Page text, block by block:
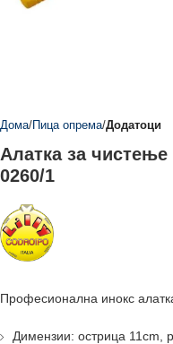
Дома Пица опрема Додатоци
Алатка за
0260/1
Професионална инокс
Димензии: острица 11cm,